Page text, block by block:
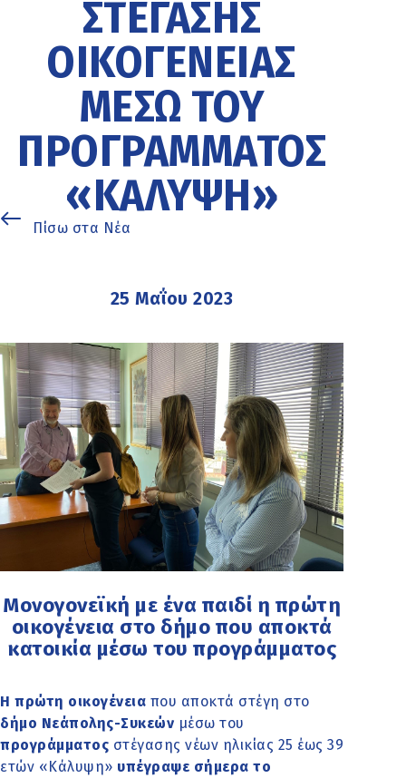
ΣΤΈΓΑΣΗΣ
ΟΙΚΟΓΈΝΕΙΑΣ
ΜΈΣΩ ΤΟΥ
ΠΡΟΓΡΆΜΜΑΤΟΣ
«ΚΆΛΥΨΗ»
Πίσω στα Νέα
25 Μαΐου 2023
Μονογονεϊκή με ένα παιδί η πρώτη
οικογένεια στο δήμο που αποκτά
κατοικία μέσω του προγράμματος
Η πρώτη οικογένεια που αποκτά στέγη στο
δήμο Νεάπολης-Συκεών μέσω του
προγράμματος στέγασης νέων ηλικίας 25 έως 39
ετών «Κάλυψη» υπέγραψε σήμερα το